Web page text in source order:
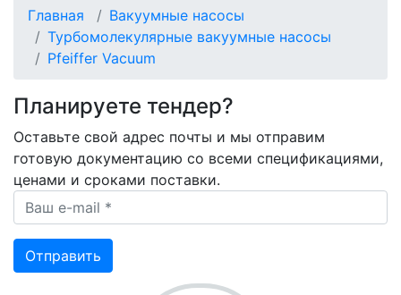
Главная
Вакуумные насосы
Турбомолекулярные вакуумные насосы
Pfeiffer Vacuum
Планируете тендер?
Оставьте свой адрес почты и мы отправим
готовую документацию со всеми спецификациями,
ценами и сроками поставки.
Ваш e-mail *
Отправить